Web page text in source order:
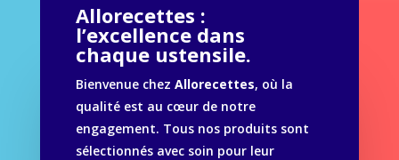
Allorecettes :
l’excellence dans
chaque ustensile.
Bienvenue chez Allorecettes, où la
qualité est au cœur de notre
engagement. Tous nos produits sont
sélectionnés avec soin pour leur